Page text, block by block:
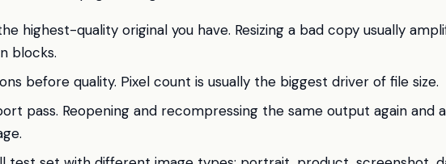
highest-quality original you have. Resizing a bad copy usually
blocks.
before quality. Pixel count is usually the biggest driver of file size.
pass. Reopening and recompressing the same output again and